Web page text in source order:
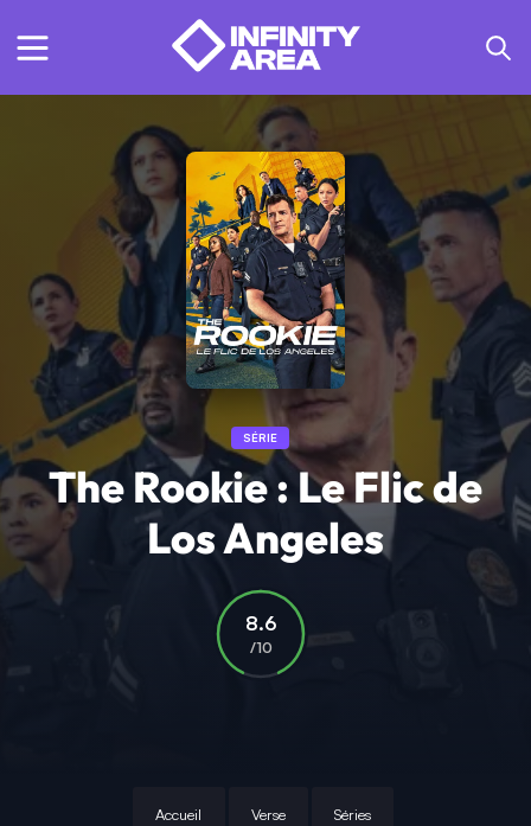
SÉRIE
The Rookie : Le Flic de
Los Angeles
8.6
/10
Accueil Verse Séries